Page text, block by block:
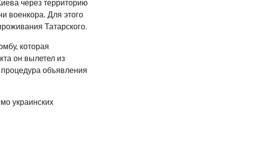
через территорию
военкора. Для этого
Татарского.
которая
он вылетел из
объявления
украинских